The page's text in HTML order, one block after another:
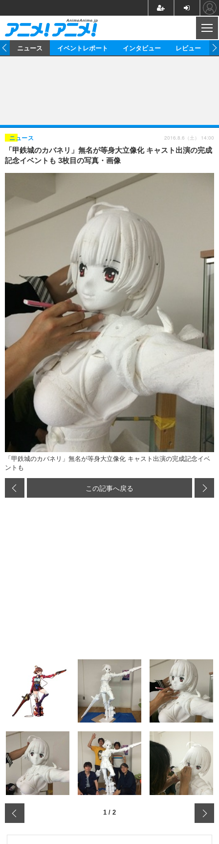
ゲーム グッズ
海外イベント ビジネス
俳優・タレント アーティスト
ビジネス
アニメ 実写
書評 イベント
ゲーム
動画
アニメ 映画/ドラマ
アニメ！アニメ！TV
連載・コラム
ニュース イベントレポート インタビュー レビュー
「甲鉄城のカバネリ」無名が等身大立像化 キャスト出演の完成
記念イベントも 3枚目の写真・画像
ニュース 2016.8.6（土） 14:00
「甲鉄城のカバネリ」無名が等身大立像化 キャスト出演の完成記念イベ
ントも
この記事へ戻る
1 / 2